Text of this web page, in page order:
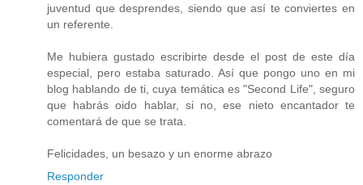
juventud que desprendes, siendo que así te conviertes en
un referente.
Me hubiera gustado escribirte desde el post de este día
especial, pero estaba saturado. Así que pongo uno en mi
blog hablando de ti, cuya temática es "Second Life", seguro
que habrás oido hablar, si no, ese nieto encantador te
comentará de que se trata.
Felicidades, un besazo y un enorme abrazo
Responder